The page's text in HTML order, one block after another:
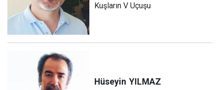
Kuşların V Uçuşu
Hüseyin YILMAZ